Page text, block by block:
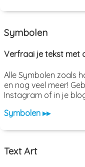
Symbolen
Verfraai je tekst met
Alle Symbolen zoals
en nog veel meer!
Instagram of in je
Symbolen ▸▸
Text Art